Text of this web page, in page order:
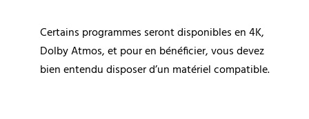
Certains programmes seront disponibles en 4K,
Dolby Atmos, et pour en bénéficier, vous devez
bien entendu disposer d’un matériel compatible.